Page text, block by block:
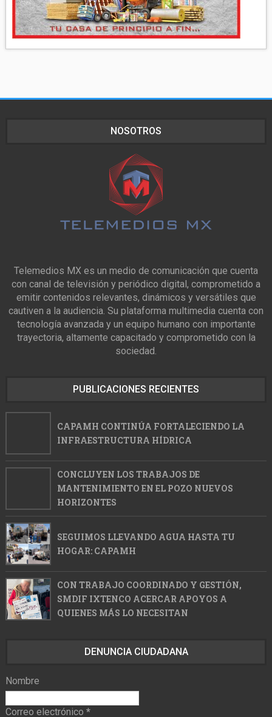
NOSOTROS
Telemedios MX es un medio de comunicación que cuenta
con canal de televisión y periódico digital, comprometido a
emitir contenidos relevantes, dinámicos y versátiles que
cautiven a la audiencia. Su plataforma multimedia cuenta con
tecnología avanzada y un equipo humano con importante
trayectoria, altamente capacitado y comprometido con la
sociedad.
PUBLICACIONES RECIENTES
CAPAMH CONTINÚA FORTALECIENDO LA
INFRAESTRUCTURA HÍDRICA
CONCLUYEN LOS TRABAJOS DE
MANTENIMIENTO EN EL POZO NUEVOS
HORIZONTES
SEGUIMOS LLEVANDO AGUA HASTA TU
HOGAR: CAPAMH
CON TRABAJO COORDINADO Y GESTIÓN,
SMDIF IXTENCO ACERCAR APOYOS A
QUIENES MÁS LO NECESITAN
DENUNCIA CIUDADANA
Nombre
Correo electrónico *